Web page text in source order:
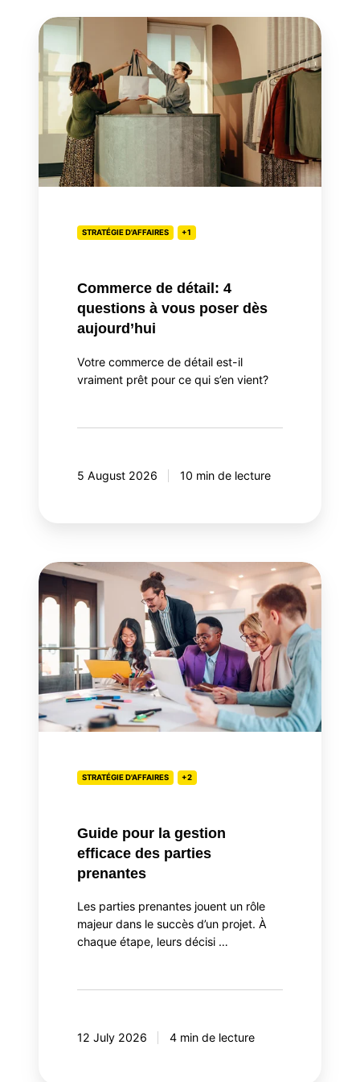
Commerce
de
détail:
4
questions
vous
poser
dès
STRATÉGIE D'AFFAIRES +1
Commerce de détail: 4
questions à vous poser dès
aujourd’hui
Votre commerce de détail est-il
vraiment prêt pour ce qui s’en vient?
5 August 2026 10 min de lecture
Guide
pour
la
gestion
efficace
des
parties
prenantes
STRATÉGIE D'AFFAIRES +2
Guide pour la gestion
efficace des parties
prenantes
Les parties prenantes jouent un rôle
majeur dans le succès d’un projet. À
chaque étape, leurs décisi …
12 July 2026 4 min de lecture